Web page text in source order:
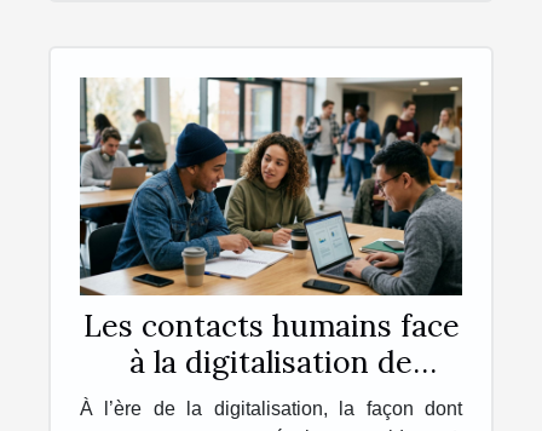
Les contacts humains face
à la digitalisation de
l’apprentissage : évolution
À l’ère de la digitalisation, la façon dont